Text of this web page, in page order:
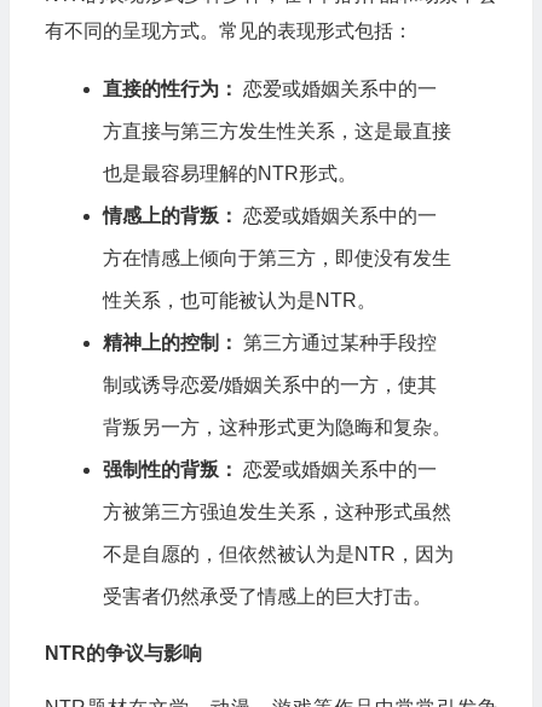
有不同的呈现方式。常见的表现形式包括：
直接的性行为： 恋爱或婚姻关系中的一
方直接与第三方发生性关系，这是最直接
也是最容易理解的NTR形式。
情感上的背叛： 恋爱或婚姻关系中的一
方在情感上倾向于第三方，即使没有发生
性关系，也可能被认为是NTR。
精神上的控制： 第三方通过某种手段控
制或诱导恋爱/婚姻关系中的一方，使其
背叛另一方，这种形式更为隐晦和复杂。
强制性的背叛： 恋爱或婚姻关系中的一
方被第三方强迫发生关系，这种形式虽然
不是自愿的，但依然被认为是NTR，因为
受害者仍然承受了情感上的巨大打击。
NTR的争议与影响